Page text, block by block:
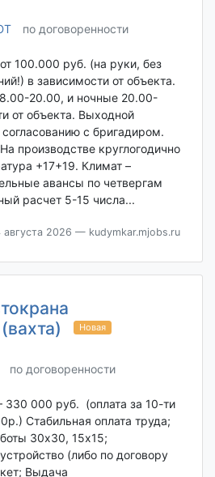
по договоренности
100.000 руб. (на руки, без
в зависимости от объекта.
20.00, и ночные 20.00-
от объекта. Выходной
с бригадиром.
производстве круглогодично
+17+19. Климат –
авансы по четвергам
расчет 5-15 числа...
августа 2026 — kudymkar.mjobs.ru
Новая
по договоренности
330 000 руб. (оплата за 10-ти
Стабильная оплата труда;
30х30, 15х15;
(либо по договору
Выдача